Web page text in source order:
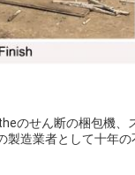
のせん断の梱包機、
造業者として十年